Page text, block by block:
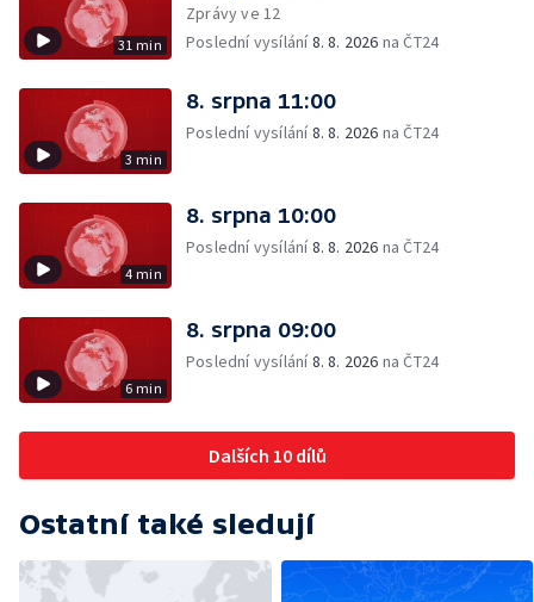
31 min
Zprávy ve 12
Poslední vysílání8. 8. 2026 na ČT24
3 min
8. srpna 11:00
Poslední vysílání8. 8. 2026 na ČT24
4 min
8. srpna 10:00
Poslední vysílání8. 8. 2026 na ČT24
6 min
8. srpna 09:00
Poslední vysílání8. 8. 2026 na ČT24
Dalších 10 dílů
Ostatní také sledují